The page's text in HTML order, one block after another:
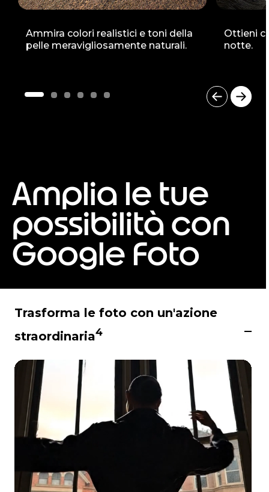
Ammira colori realistici e toni della
pelle meravigliosamente naturali.
Ottieni
notte.
6
Amplia le tue
possibilità con
Google Foto
Trasforma le foto con un'azione
straordinaria4